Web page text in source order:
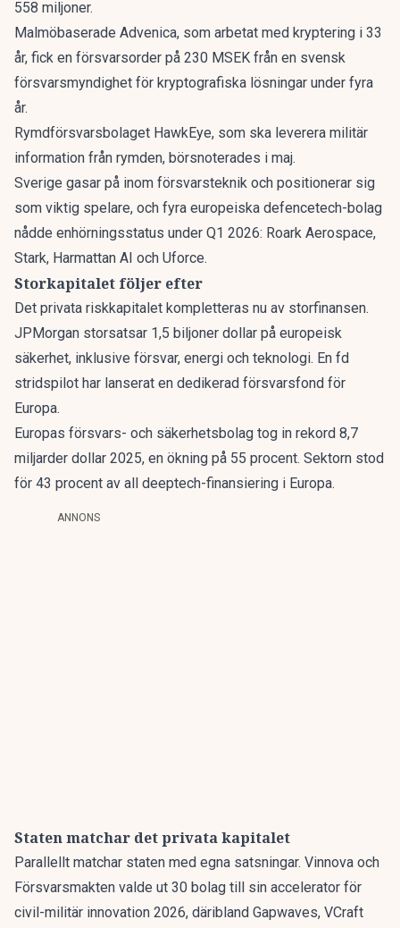
558 miljoner.
Malmöbaserade Advenica, som arbetat med kryptering i 33
år, fick en försvarsorder på 230 MSEK från en svensk
försvarsmyndighet för kryptografiska lösningar under fyra
år.
Rymdförsvarsbolaget HawkEye, som ska leverera militär
information från rymden, börsnoterades i maj.
Sverige gasar på inom försvarsteknik och positionerar sig
som viktig spelare, och fyra europeiska defencetech-bolag
nådde enhörningsstatus under Q1 2026: Roark Aerospace,
Stark, Harmattan AI och Uforce.
Storkapitalet följer efter
Det privata riskkapitalet kompletteras nu av storfinansen.
JPMorgan storsatsar 1,5 biljoner dollar på europeisk
säkerhet, inklusive försvar, energi och teknologi. En fd
stridspilot har lanserat en dedikerad försvarsfond för
Europa.
Europas försvars- och säkerhetsbolag tog in rekord 8,7
miljarder dollar 2025, en ökning på 55 procent. Sektorn stod
för 43 procent av all deeptech-finansiering i Europa.
ANNONS
Staten matchar det privata kapitalet
Parallellt matchar staten med egna satsningar. Vinnova och
Försvarsmakten valde ut 30 bolag till sin accelerator för
civil-militär innovation 2026, däribland Gapwaves, VCraft